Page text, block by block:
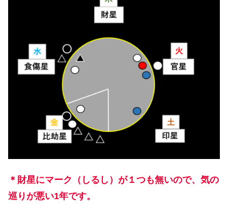
＊財星にマーク（しるし）が１つも無いので、気の
巡りが悪い1年です。